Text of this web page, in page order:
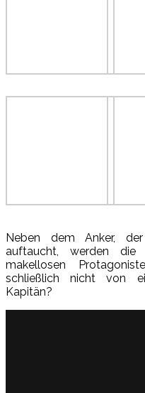
Neben dem Anker,
auftaucht, werden die
makellosen
schließlich nicht von
Kapitän?